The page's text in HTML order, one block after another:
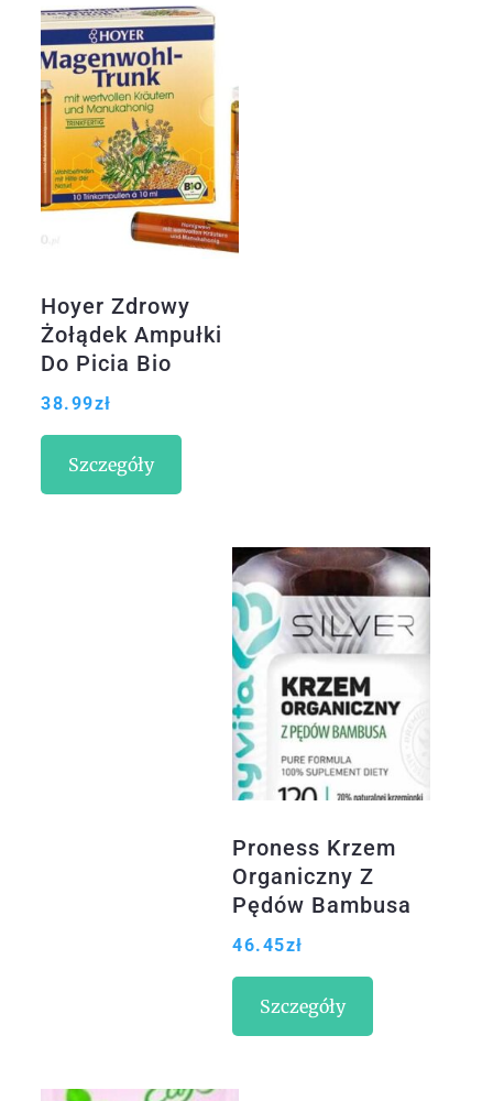
Hoyer Zdrowy
Żołądek Ampułki
Do Picia Bio
10x10ml
38.99zł
Szczegóły
Proness Krzem
Organiczny Z
Pędów Bambusa
300 Mg 120Kaps.
46.45zł
Szczegóły